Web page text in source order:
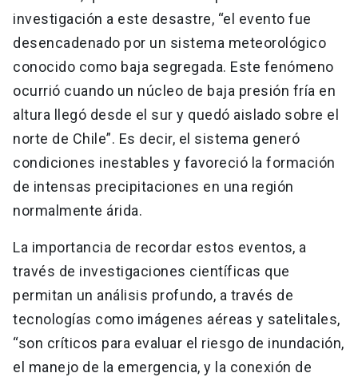
investigación a este desastre, “el evento fue
desencadenado por un sistema meteorológico
conocido como baja segregada. Este fenómeno
ocurrió cuando un núcleo de baja presión fría en
altura llegó desde el sur y quedó aislado sobre el
norte de Chile”. Es decir, el sistema generó
condiciones inestables y favoreció la formación
de intensas precipitaciones en una región
normalmente árida.
La importancia de recordar estos eventos, a
través de investigaciones científicas que
permitan un análisis profundo, a través de
tecnologías como imágenes aéreas y satelitales,
“son críticos para evaluar el riesgo de inundación,
el manejo de la emergencia, y la conexión de